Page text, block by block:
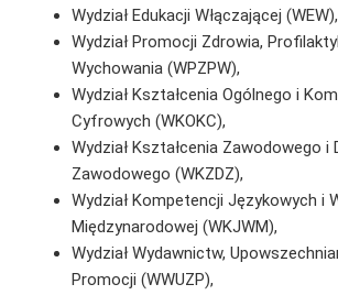
Wydział Edukacji Włączającej (WEW),
Wydział Promocji Zdrowia,
Wychowania (WPZPW),
Wydział Kształcenia Ogólnego i
Cyfrowych (WKOKC),
Wydział Kształcenia Zawodowego i
Zawodowego (WKZDZ),
Wydział Kompetencji Językowych i
Międzynarodowej (WKJWM),
Wydział Wydawnictw,
Promocji (WWUZP),